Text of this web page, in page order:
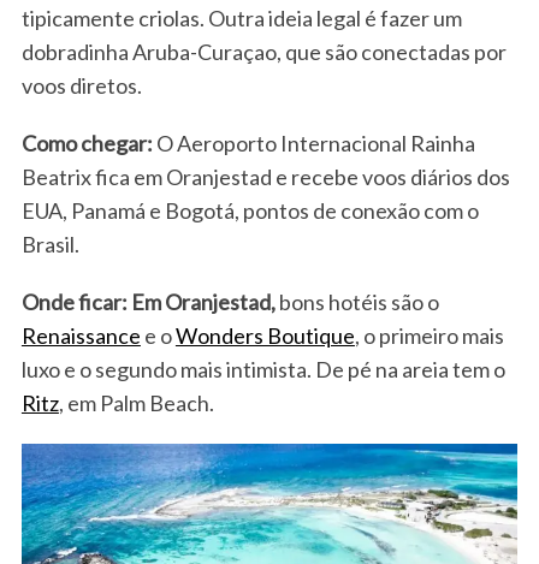
tipicamente criolas. Outra ideia legal é fazer um
dobradinha Aruba-Curaçao, que são conectadas por
voos diretos.
Como chegar: O Aeroporto Internacional Rainha
Beatrix fica em Oranjestad e recebe voos diários dos
EUA, Panamá e Bogotá, pontos de conexão com o
Brasil.
Onde ficar: Em Oranjestad,bons hotéis são o
Renaissance e oWonders Boutique, o primeiro mais
luxo e o segundo mais intimista. De pé na areia tem o
Ritz, em Palm Beach.